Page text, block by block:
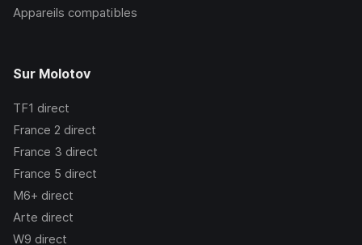
Appareils compatibles
Sur Molotov
TF1 direct
France 2 direct
France 3 direct
France 5 direct
M6+ direct
Arte direct
W9 direct